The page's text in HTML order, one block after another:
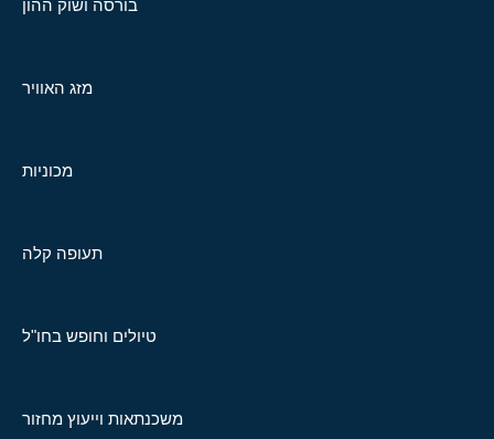
בורסה ושוק ההון
מזג האוויר
מכוניות
תעופה קלה
טיולים וחופש בחו"ל
משכנתאות וייעוץ מחזור